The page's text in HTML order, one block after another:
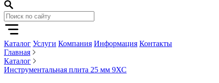
Каталог Услуги Компания Информация Контакты
Главная
Каталог
Инструментальная плита 25 мм 9ХС